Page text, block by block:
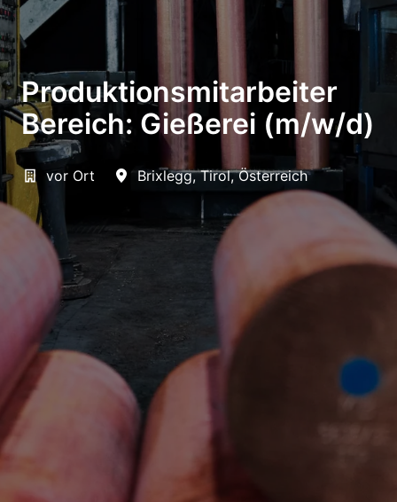
Produktionsmitarbeiter
Bereich: Gießerei (m/w/d)
vor Ort Brixlegg, Tirol, Österreich